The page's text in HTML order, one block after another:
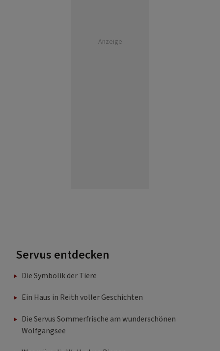
Anzeige
Servus entdecken
Die Symbolik der Tiere
Ein Haus in Reith voller Geschichten
Die Servus Sommerfrische am wunderschönen
Wolfgangsee